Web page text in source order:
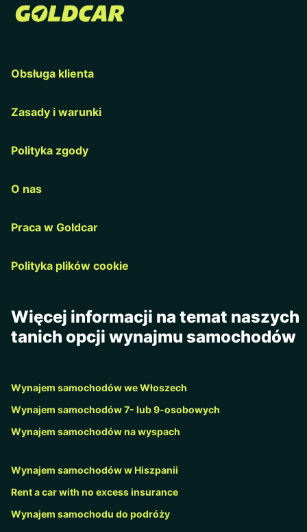
Obsługa klienta
Zasady i warunki
Polityka zgody
O nas
Praca w Goldcar
Polityka plików cookie
Więcej informacji na temat naszych
tanich opcji wynajmu samochodów
Wynajem samochodów we Włoszech
Wynajem samochodów 7- lub 9-osobowych
Wynajem samochodów na wyspach
Wynajem samochodów w Hiszpanii
Rent a car with no excess insurance
Wynajem samochodu do podróży